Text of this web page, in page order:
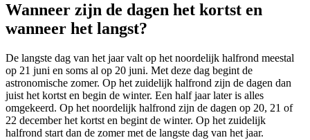
Wanneer zijn de dagen het kortst en
wanneer het langst?
De langste dag van het jaar valt op het noordelijk halfrond meestal
op 21 juni en soms al op 20 juni. Met deze dag begint de
astronomische zomer. Op het zuidelijk halfrond zijn de dagen dan
juist het kortst en begin de winter. Een half jaar later is alles
omgekeerd. Op het noordelijk halfrond zijn de dagen op 20, 21 of
22 december het kortst en begint de winter. Op het zuidelijk
halfrond start dan de zomer met de langste dag van het jaar.